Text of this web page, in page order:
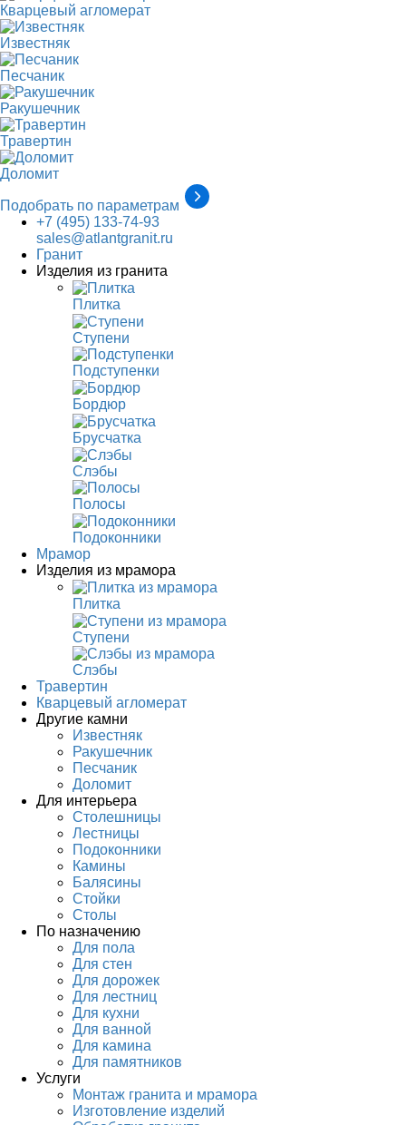
Кварцевый агломерат
Известняк
Песчаник
Ракушечник
Травертин
Доломит
Подобрать по параметрам
+7 (495) 133-74-93
sales@atlantgranit.ru
Гранит
Изделия из гранита
Плитка
Ступени
Подступенки
Бордюр
Брусчатка
Слэбы
Полосы
Подоконники
Мрамор
Изделия из мрамора
Плитка
Ступени
Слэбы
Травертин
Кварцевый агломерат
Другие камни
Известняк
Ракушечник
Песчаник
Доломит
Для интерьера
Столешницы
Лестницы
Подоконники
Камины
Балясины
Стойки
Столы
По назначению
Для пола
Для стен
Для дорожек
Для лестниц
Для кухни
Для ванной
Для камина
Для памятников
Услуги
Монтаж гранита и мрамора
Изготовление изделий